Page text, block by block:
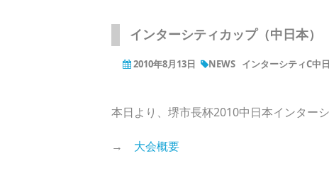
インターシティカップ（中日本）
2010年8月13日 NEWS インターシティC中
本日より、堺市長杯2010中日本インター
→ 大会概要